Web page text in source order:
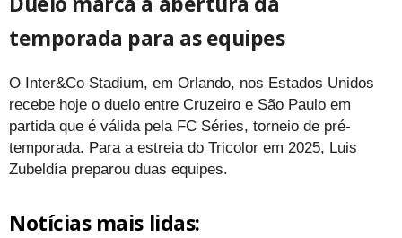
temporada para as equipes
O Inter&Co Stadium, em Orlando, nos Estados Unidos
recebe hoje o duelo entre Cruzeiro e São Paulo em
partida que é válida pela FC Séries, torneio de pré-
temporada. Para a estreia do Tricolor em 2025, Luis
Zubeldía preparou duas equipes.
Notícias mais lidas: